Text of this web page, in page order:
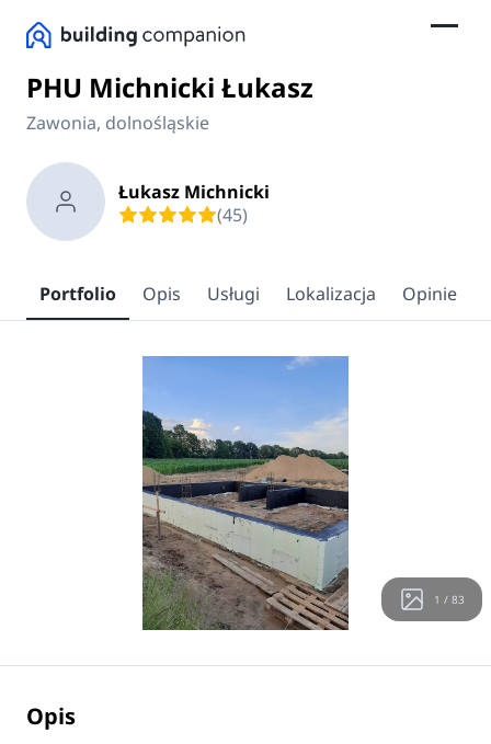
PHU Michnicki Łukasz
Zawonia, dolnośląskie
Łukasz Michnicki
(45)
Portfolio Opis Usługi Lokalizacja Opinie
1 / 83
Opis